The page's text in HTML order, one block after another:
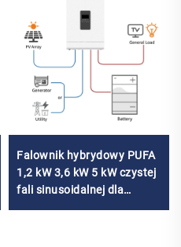
Falownik hybrydowy PUFA
1,2 kW 3,6 kW 5 kW czystej
fali sinusoidalnej dla